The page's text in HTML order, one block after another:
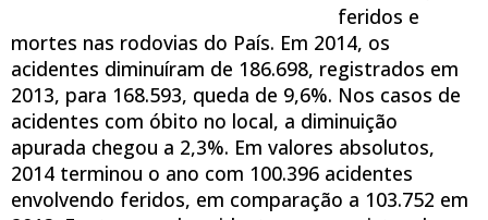
feridos e
mortes nas rodovias do País. Em 2014, os
acidentes diminuíram de 186.698, registrados em
2013, para 168.593, queda de 9,6%. Nos casos de
acidentes com óbito no local, a diminuição
apurada chegou a 2,3%. Em valores absolutos,
2014 terminou o ano com 100.396 acidentes
envolvendo feridos, em comparação a 103.752 em